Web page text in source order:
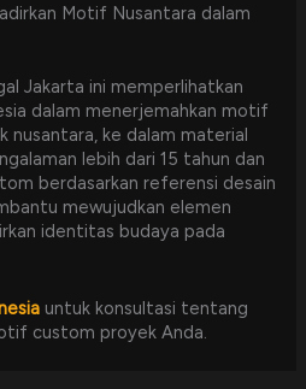
Motif Nusantara dalam
Jakarta ini memperlihatkan
dalam menerjemahkan motif
nusantara, ke dalam material
lebih dari 15 tahun dan
berdasarkan referensi desain
mewujudkan elemen
identitas budaya pada
untuk konsultasi tentang
custom proyek Anda.